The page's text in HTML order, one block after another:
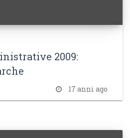
2009:
17 anni ago